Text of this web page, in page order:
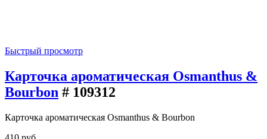
Быстрый просмотр
Карточка ароматическая Osmanthus &
Bourbon # 109312
Карточка ароматическая Osmanthus & Bourbon